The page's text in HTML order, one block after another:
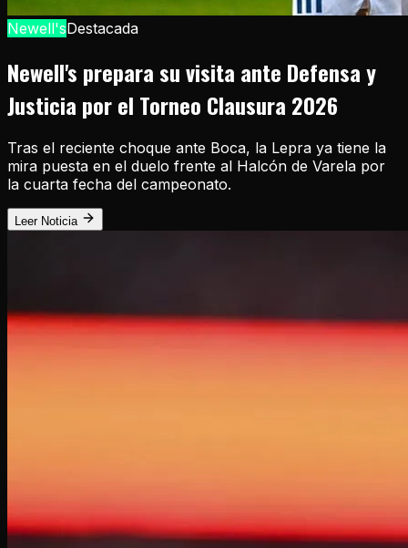
Newell'sDestacada
Newell's prepara su visita ante Defensa y
Justicia por el Torneo Clausura 2026
Tras el reciente choque ante Boca, la Lepra ya tiene la
mira puesta en el duelo frente al Halcón de Varela por
la cuarta fecha del campeonato.
Leer Noticia